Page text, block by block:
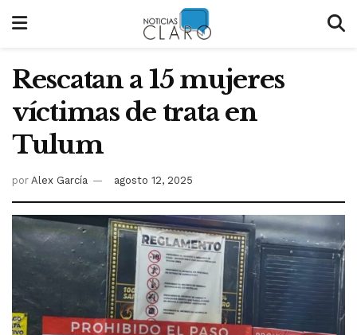
Rescatan a 15 mujeres
víctimas de trata en
Tulum
por Alex García agosto 12, 2025